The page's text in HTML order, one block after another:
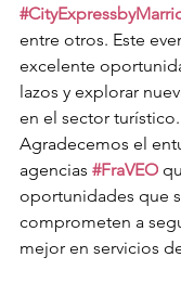
entre otros. Este
excelente
lazos y explorar
en el sector turístico.
Agradecemos el
agencias #FraVEO
oportunidades que
comprometen a
mejor en servicios